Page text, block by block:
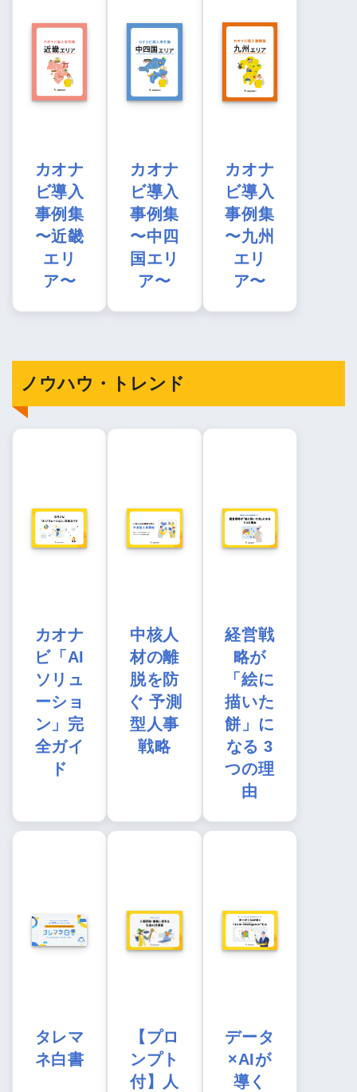
カオナ
ビ導入
事例集
〜近畿
エリ
ア〜
カオナ
ビ導入
事例集
〜中四
国エリ
ア〜
カオナ
ビ導入
事例集
〜九州
エリ
ア〜
ノウハウ・トレンド
カオナ
ビ「AI
ソリュ
ーショ
ン」完
全ガイ
ド
中核人
材の離
脱を防
ぐ 予測
型人事
戦略
経営戦
略が
「絵に
描いた
餅」に
なる 3
つの理
由
タレマ
ネ白書
【プロ
ンプト
付】人
データ
×AIが
導く